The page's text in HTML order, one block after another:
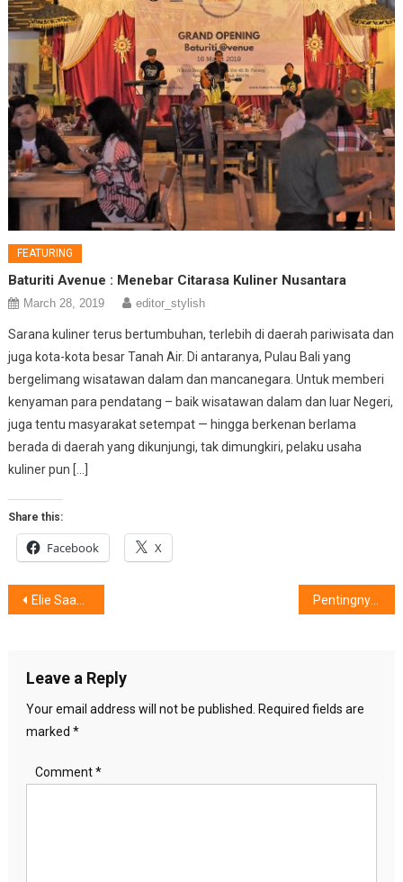
FEATURING
Baturiti Avenue : Menebar Citarasa Kuliner Nusantara
March 28, 2019 editor_stylish
Sarana kuliner terus bertumbuhan, terlebih di daerah pariwisata dan
juga kota-kota besar Tanah Air. Di antaranya, Pulau Bali yang
bergelimang wisatawan dalam dan mancanegara. Untuk memberi
kenyaman para pendatang – baik wisatawan dalam dan luar Negeri,
juga tentu masyarakat setempat — hingga berkenan berlama
berada di daerah yang dikunjungi, tak dimungkiri, pelaku usaha
kuliner pun […]
Share this:
Facebook X
Post
Elie Saab: Sinar Gadis Masa Kini Pentingnya : ‘Keras’ dalam Rumah Tangga
Leave a Reply
Your email address will not be published.
Required fields are
marked *
Comment*